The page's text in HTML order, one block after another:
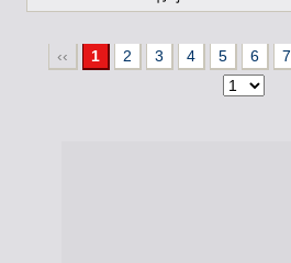
‹‹ 1 2 3 4 5 6 7